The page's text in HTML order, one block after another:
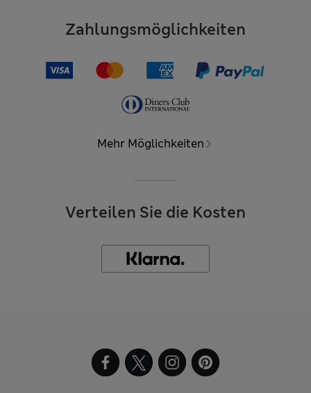
Zahlungsmöglichkeiten
Mehr Möglichkeiten
Verteilen Sie die Kosten